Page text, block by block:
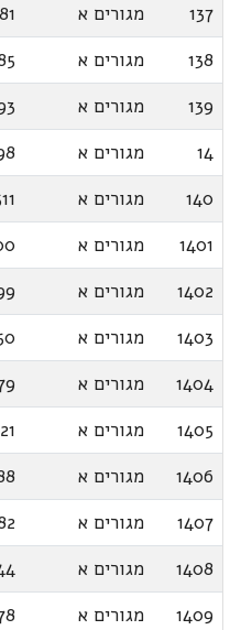
137
מגורים א
138
מגורים א
139
מגורים א
14
מגורים א
140
מגורים א
1401
מגורים א
1402
מגורים א
1403
מגורים א
1404
מגורים א
1405
מגורים א
1406
מגורים א
1407
מגורים א
1408
מגורים א
1409
מגורים א